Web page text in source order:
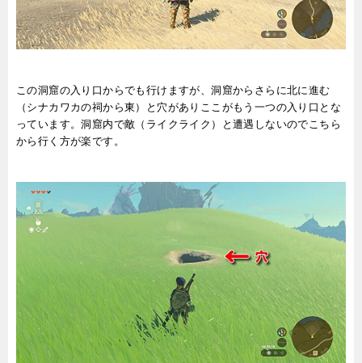
この洞窟の入り口からでも行けますが、洞窟からさらに北に進む
（シナカワカの祠から東）と穴がありここがもう一つの入り口とな
っています。洞窟内で敵（ライクライク）と遭遇しないのでこちら
から行く方が楽です。